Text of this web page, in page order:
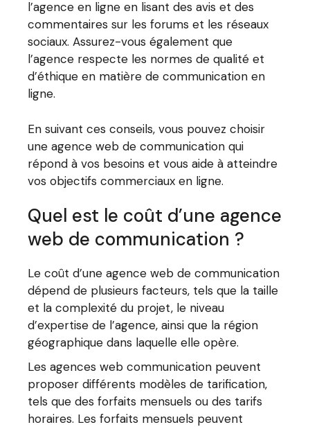
l’agence en ligne en lisant des avis et des
commentaires sur les forums et les réseaux
sociaux. Assurez-vous également que
l’agence respecte les normes de qualité et
d’éthique en matière de communication en
ligne.
En suivant ces conseils, vous pouvez choisir
une agence web de communication qui
répond à vos besoins et vous aide à atteindre
vos objectifs commerciaux en ligne.
Quel est le coût d’une agence
web de communication ?
Le coût d’une agence web de communication
dépend de plusieurs facteurs, tels que la taille
et la complexité du projet, le niveau
d’expertise de l’agence, ainsi que la région
géographique dans laquelle elle opère.
Les agences web communication peuvent
proposer différents modèles de tarification,
tels que des forfaits mensuels ou des tarifs
horaires. Les forfaits mensuels peuvent